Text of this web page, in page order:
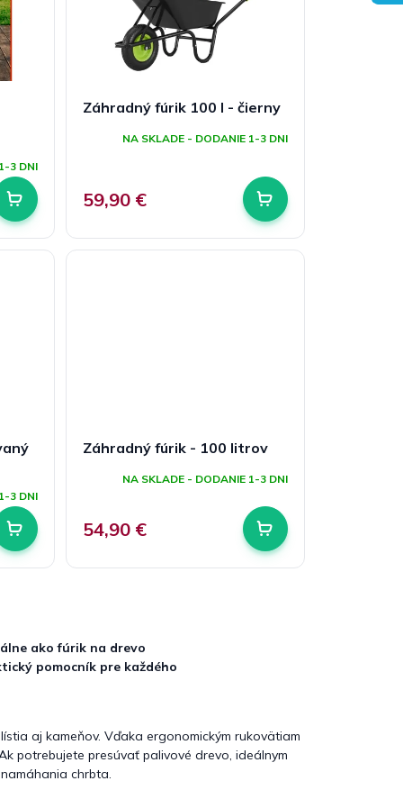
3 DNI
Záhradný fúrik 100 l - čierny
NA SKLADE - DODANIE 1-3 DNI
59,90 €
3 DNI
Záhradný fúrik - 100 litrov
NA SKLADE - DODANIE 1-3 DNI
54,90 €
ako fúrik na drevo
pomocník pre každého
aj kameňov. Vďaka ergonomickým rukovätiam
potrebujete presúvať palivové drevo, ideálnym
chrbta.